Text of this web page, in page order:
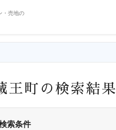
・売地の
王町の検索結果
索条件